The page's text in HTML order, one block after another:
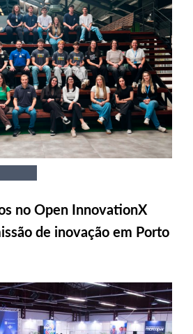
no Open InnovationX
de inovação em Porto